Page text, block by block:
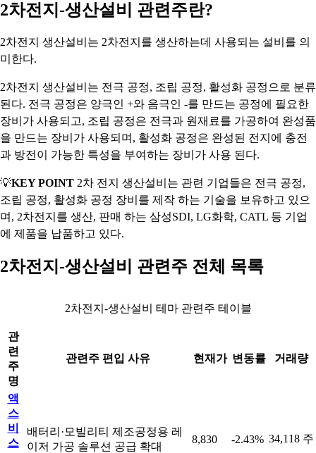
2차전지-생산설비 관련주란?
2차전지 생산설비는 2차전지를 생산하는데 사용되는 설비를 의
미한다.
2차전지 생산설비는 전극 공정, 조립 공정, 활성화 공정으로 분류
된다. 전극 공정은 양극인 +와 음극인 -를 만드는 공정에 필요한
장비가 사용되고, 조립 공정은 전극과 원재료를 가공하여 완성품
을 만드는 장비가 사용되며, 활성화 공정은 완성된 전지에 충전
과 방전이 가능한 특성을 부여하는 장비가 사용 된다.
💡KEY POINT 2차 전지 생산설비는 관련 기업들은 전극 공정,
조립 공정, 활성화 공정 장비를 제작 하는 기술을 보유하고 있으
며, 2차전지를 생산, 판매 하는 삼성SDI, LG화학, CATL 등 기업
에 제품을 납품하고 있다.
2차전지-생산설비 관련주 전체 목록
2차전지-생산설비 테마 관련주 테이블
관
련
주
명
관련주 편입 사유 현재가 변동률 거래량
액
스
비
스
배터리·모빌리티 제조공정용 레
이저 가공 솔루션 공급 확대
8,830 -2.43% 34,118 주